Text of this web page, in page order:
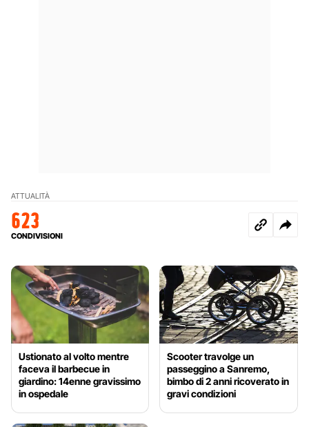
ATTUALITÀ
623
CONDIVISIONI
Ustionato al volto mentre
faceva il barbecue in
giardino: 14enne gravissimo
in ospedale
Scooter travolge un
passeggino a Sanremo,
bimbo di 2 anni ricoverato in
gravi condizioni